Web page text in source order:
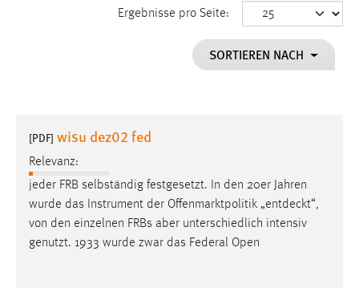
Ergebnisse pro Seite:
SORTIEREN NACH
[PDF] wisu dez02 fed
Relevanz:
jeder FRB selbständig festgesetzt. In den 20er Jahren
wurde das Instrument der Offenmarktpolitik „entdeckt“,
von den einzelnen FRBs aber unterschiedlich intensiv
genutzt. 1933 wurde zwar das Federal Open
cookie_consent
Dieser Cookie speichert die ausgewählten Einverständnis-
Performance
Name:
Zweck: